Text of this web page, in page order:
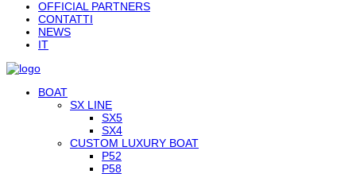
OFFICIAL PARTNERS
CONTATTI
NEWS
IT
BOAT
SX LINE
SX5
SX4
CUSTOM LUXURY BOAT
P52
P58